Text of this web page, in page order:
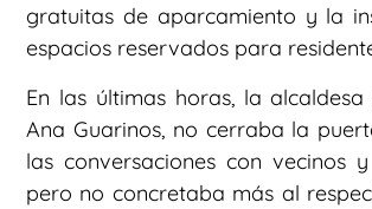
gratuitas de aparcamiento y la
espacios reservados para
En las últimas horas, la
Ana Guarinos, no cerraba la
las conversaciones con vecinos
pero no concretaba más al